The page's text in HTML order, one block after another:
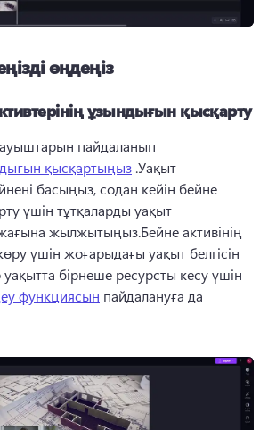
өңдеңіз
ұзындығын қысқарту
пайдаланып
қысқартыңыз .Уақыт
басыңыз, содан кейін бейне
үшін тұтқаларды уақыт
жылжытыңыз.Бейне активінің
үшін жоғарыдағы уақыт белгісін
бірнеше ресурсты кесу үшін
функциясын пайдалануға да